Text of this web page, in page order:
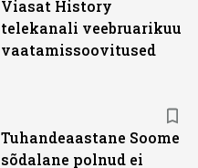
Viasat History
telekanali veebruarikuu
vaatamissoovitused
Tuhandeaastane Soome
sõdalane polnud ei